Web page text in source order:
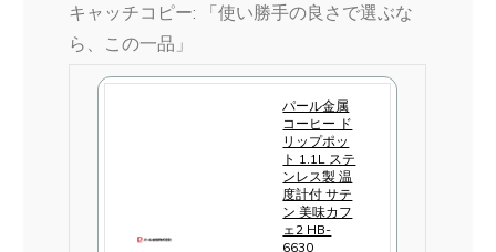
キャッチコピー: 「使い勝手の良さで選ぶな
ら、この一品」
パール金属
コーヒー ド
リップポッ
ト 1.1L ステ
ンレス製 温
度計付 サテ
ン 美味カフ
ェ2 HB-
6630